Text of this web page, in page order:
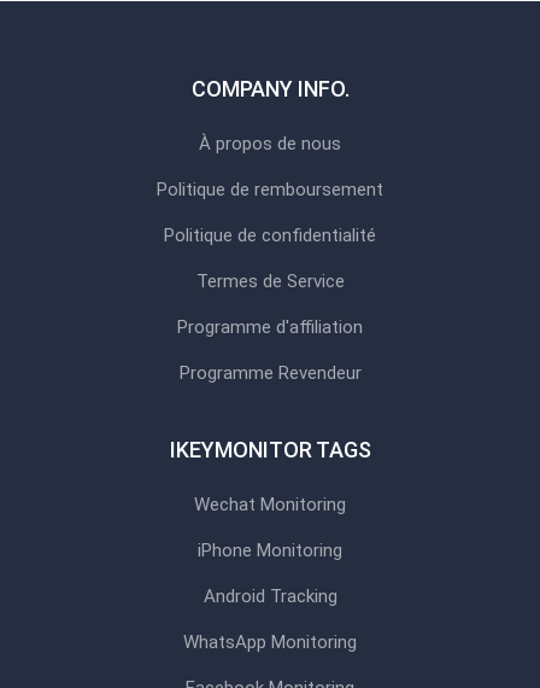
COMPANY INFO.
À propos de nous
Politique de remboursement
Politique de confidentialité
Termes de Service
Programme d'affiliation
Programme Revendeur
IKEYMONITOR TAGS
Wechat Monitoring
iPhone Monitoring
Android Tracking
WhatsApp Monitoring